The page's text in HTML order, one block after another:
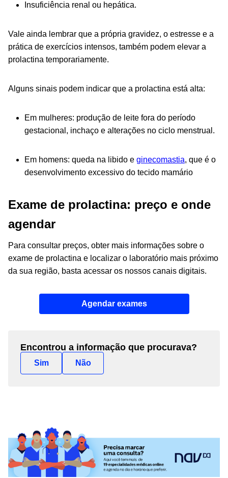
Insuficiência renal ou hepática.
Vale ainda lembrar que a própria gravidez, o estresse e a
prática de exercícios intensos, também podem elevar a
prolactina temporariamente.
Alguns sinais podem indicar que a prolactina está alta:
Em mulheres: produção de leite fora do período
gestacional, inchaço e alterações no ciclo menstrual.
Em homens: queda na libido e ginecomastia, que é o
desenvolvimento excessivo do tecido mamário
Exame de prolactina: preço e onde
agendar
Para consultar preços, obter mais informações sobre o
exame de prolactina e localizar o laboratório mais próximo
da sua região, basta acessar os nossos canais digitais.
Agendar exames
Encontrou a informação que procurava?
Sim Não